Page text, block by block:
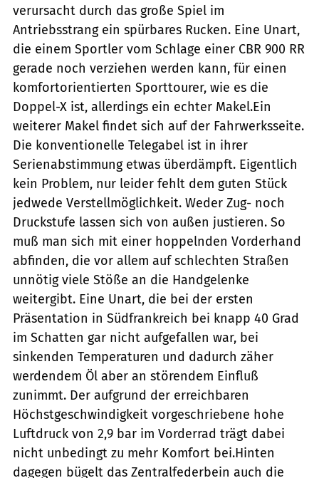
verursacht durch das große Spiel im
Antriebsstrang ein spürbares Rucken. Eine Unart,
die einem Sportler vom Schlage einer CBR 900 RR
gerade noch verziehen werden kann, für einen
komfortorientierten Sporttourer, wie es die
Doppel-X ist, allerdings ein echter Makel.Ein
weiterer Makel findet sich auf der Fahrwerksseite.
Die konventionelle Telegabel ist in ihrer
Serienabstimmung etwas überdämpft. Eigentlich
kein Problem, nur leider fehlt dem guten Stück
jedwede Verstellmöglichkeit. Weder Zug- noch
Druckstufe lassen sich von außen justieren. So
muß man sich mit einer hoppelnden Vorderhand
abfinden, die vor allem auf schlechten Straßen
unnötig viele Stöße an die Handgelenke
weitergibt. Eine Unart, die bei der ersten
Präsentation in Südfrankreich bei knapp 40 Grad
im Schatten gar nicht aufgefallen war, bei
sinkenden Temperaturen und dadurch zäher
werdendem Öl aber an störendem Einfluß
zunimmt. Der aufgrund der erreichbaren
Höchstgeschwindigkeit vorgeschriebene hohe
Luftdruck von 2,9 bar im Vorderrad trägt dabei
nicht unbedingt zu mehr Komfort bei.Hinten
dagegen bügelt das Zentralfederbein auch die